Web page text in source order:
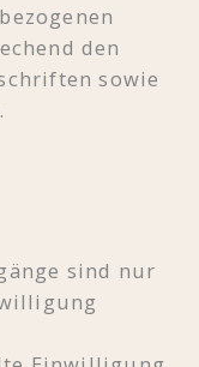
den
sowie
sind nur